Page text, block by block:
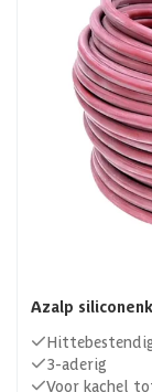
Azalp
3-aderig
Voor kachel